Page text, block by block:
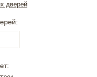
дверей